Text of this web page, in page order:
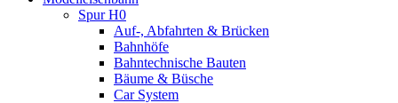
Spur H0
Auf-, Abfahrten & Brücken
Bahnhöfe
Bahntechnische Bauten
Bäume & Büsche
Car System